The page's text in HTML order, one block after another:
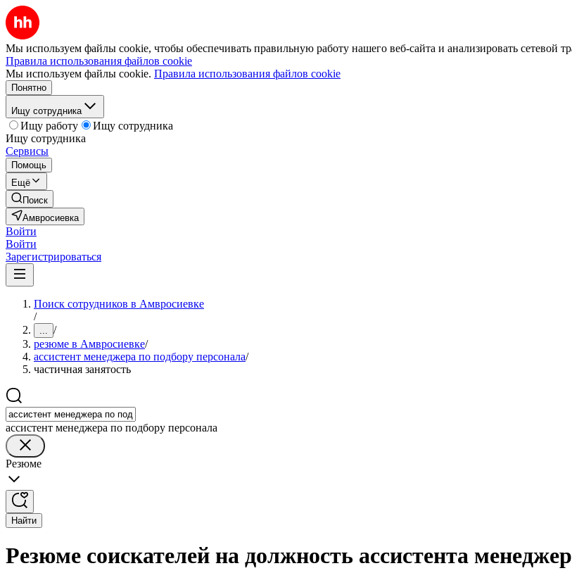
Мы используем файлы cookie, чтобы обеспечивать правильную работу нашего веб-сайта и анализировать сетевой
Правила использования файлов cookie
Мы используем файлы cookie. Правила использования файлов cookie
Понятно
Ищу сотрудника
Ищу работу
Ищу сотрудника
Ищу сотрудника
Сервисы
Помощь
Ещё
Поиск
Амвросиевка
Войти
Войти
Зарегистрироваться
Поиск сотрудников в Амвросиевке
/
... /
резюме в Амвросиевке/
ассистент менеджера по подбору персонала/
частичная занятость
ассистент менеджера по подбору персонала
Резюме
Найти
Резюме соискателей на должность ассистента